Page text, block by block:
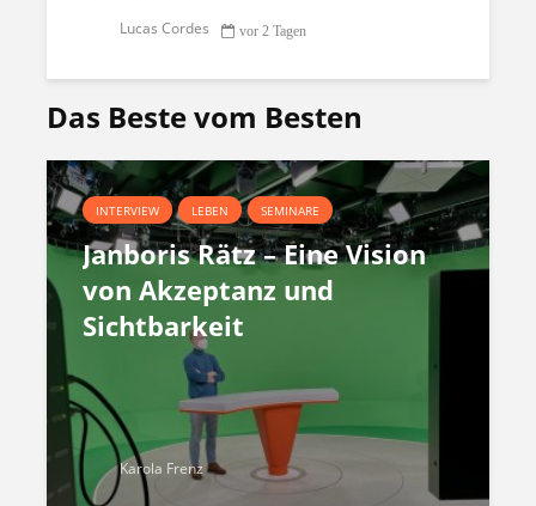
Lucas Cordes vor 2 Tagen
Das Beste vom Besten
INTERVIEW LEBEN SEMINARE
Janboris Rätz – Eine Vision
von Akzeptanz und
Sichtbarkeit
Karola Frenz